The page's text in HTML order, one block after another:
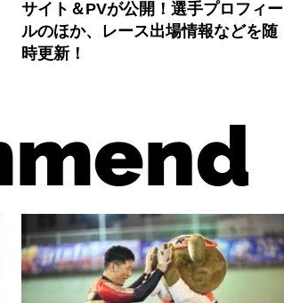
サイト＆PVが公開！選手プロフィー
ルのほか、レース出場情報などを随
時更新！